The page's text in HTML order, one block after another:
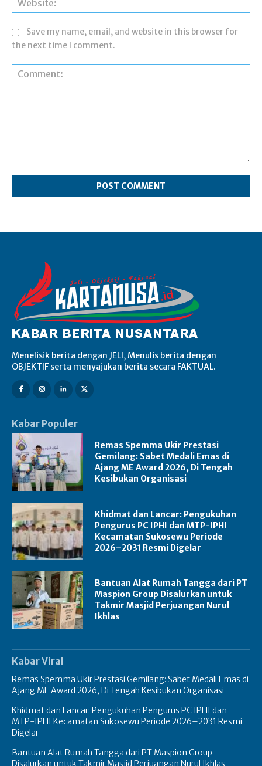
Save my name, email, and website in this browser for
the next time I comment.
Menelisik berita dengan JELI, Menulis berita dengan
OBJEKTIF serta menyajukan berita secara FAKTUAL.
Kabar Populer
Remas Spemma Ukir Prestasi
Gemilang: Sabet Medali Emas di
Ajang ME Award 2026, Di Tengah
Kesibukan Organisasi
Khidmat dan Lancar: Pengukuhan
Pengurus PC IPHI dan MTP-IPHI
Kecamatan Sukosewu Periode
2026–2031 Resmi Digelar
Bantuan Alat Rumah Tangga dari PT
Maspion Group Disalurkan untuk
Takmir Masjid Perjuangan Nurul
Ikhlas
Kabar Viral
Remas Spemma Ukir Prestasi Gemilang: Sabet Medali Emas di
Ajang ME Award 2026, Di Tengah Kesibukan Organisasi
Khidmat dan Lancar: Pengukuhan Pengurus PC IPHI dan
MTP-IPHI Kecamatan Sukosewu Periode 2026–2031 Resmi
Digelar
Bantuan Alat Rumah Tangga dari PT Maspion Group
Disalurkan untuk Takmir Masjid Perjuangan Nurul Ikhlas